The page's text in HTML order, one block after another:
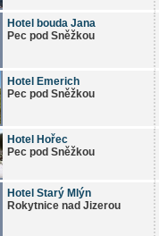
Hotel bouda Jana
Pec pod Sněžkou
Hotel Emerich
Pec pod Sněžkou
Hotel Hořec
Pec pod Sněžkou
Hotel Starý Mlýn
Rokytnice nad Jizerou